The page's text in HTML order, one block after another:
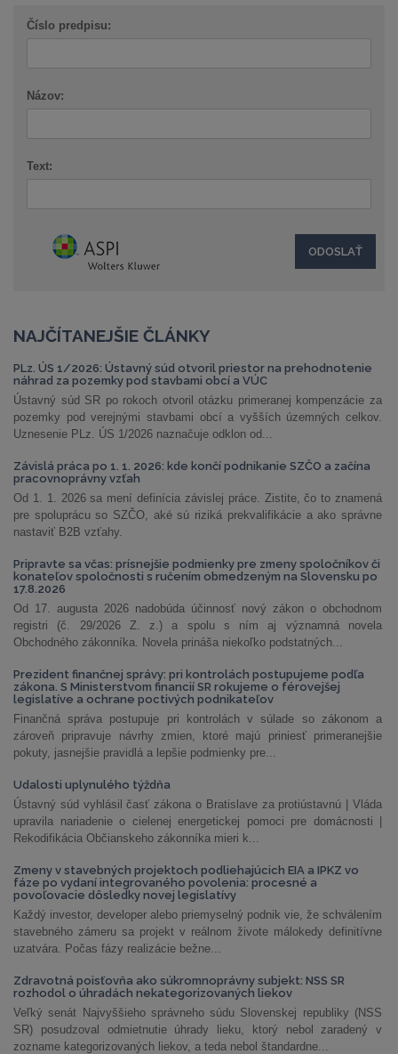
Číslo predpisu:
Názov:
Text:
NAJČÍTANEJŠIE ČLÁNKY
PLz. ÚS 1/2026: Ústavný súd otvoril priestor na prehodnotenie
náhrad za pozemky pod stavbami obcí a VÚC
Ústavný súd SR po rokoch otvoril otázku primeranej kompenzácie za
pozemky pod verejnými stavbami obcí a vyšších územných celkov.
Uznesenie PLz. ÚS 1/2026 naznačuje odklon od...
Závislá práca po 1. 1. 2026: kde končí podnikanie SZČO a začína
pracovnoprávny vzťah
Od 1. 1. 2026 sa mení definícia závislej práce. Zistite, čo to znamená
pre spoluprácu so SZČO, aké sú riziká prekvalifikácie a ako správne
nastaviť B2B vzťahy.
Pripravte sa včas: prísnejšie podmienky pre zmeny spoločníkov či
konateľov spoločnosti s ručením obmedzeným na Slovensku po
17.8.2026
Od 17. augusta 2026 nadobúda účinnosť nový zákon o obchodnom
registri (č. 29/2026 Z. z.) a spolu s ním aj významná novela
Obchodného zákonníka. Novela prináša niekoľko podstatných...
Prezident finančnej správy: pri kontrolách postupujeme podľa
zákona. S Ministerstvom financií SR rokujeme o férovejšej
legislatíve a ochrane poctivých podnikateľov
Finančná správa postupuje pri kontrolách v súlade so zákonom a
zároveň pripravuje návrhy zmien, ktoré majú priniesť primeranejšie
pokuty, jasnejšie pravidlá a lepšie podmienky pre...
Udalosti uplynulého týždňa
Ústavný súd vyhlásil časť zákona o Bratislave za protiústavnú | Vláda
upravila nariadenie o cielenej energetickej pomoci pre domácnosti |
Rekodifikácia Občianskeho zákonníka mieri k...
Zmeny v stavebných projektoch podliehajúcich EIA a IPKZ vo
fáze po vydaní integrovaného povolenia: procesné a
povoľovacie dôsledky novej legislatívy
Každý investor, developer alebo priemyselný podnik vie, že schválením
stavebného zámeru sa projekt v reálnom živote málokedy definitívne
uzatvára. Počas fázy realizácie bežne...
Zdravotná poisťovňa ako súkromnoprávny subjekt: NSS SR
rozhodol o úhradách nekategorizovaných liekov
Veľký senát Najvyššieho správneho súdu Slovenskej republiky (NSS
SR) posudzoval odmietnutie úhrady lieku, ktorý nebol zaradený v
zozname kategorizovaných liekov, a teda nebol štandardne...